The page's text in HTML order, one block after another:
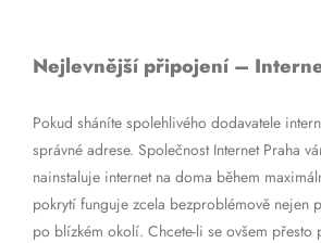
Nejlevnější připojení –
Pokud sháníte spolehlivého dodavatele
správné adrese. Společnost Internet Praha
nainstaluje internet na doma během
pokrytí funguje zcela bezproblémově nejen
po blízkém okolí. Chcete-li se ovšem přesto